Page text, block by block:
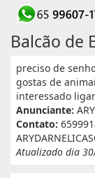
Balcão de
preciso de
gostas de
interessado
Anunciante: ARY
Contato:
Atualizado dia